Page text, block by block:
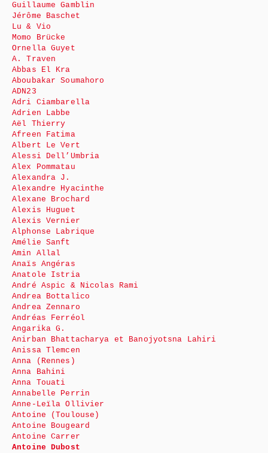
Guillaume Gamblin
Jérôme Baschet
Lu & Vio
Momo Brücke
Ornella Guyet
A. Traven
Abbas El Kra
Aboubakar Soumahoro
ADN23
Adri Ciambarella
Adrien Labbe
Aël Thierry
Afreen Fatima
Albert Le Vert
Alessi Dell’Umbria
Alex Pommatau
Alexandra J.
Alexandre Hyacinthe
Alexane Brochard
Alexis Huguet
Alexis Vernier
Alphonse Labrique
Amélie Sanft
Amin Allal
Anaïs Angéras
Anatole Istria
André Aspic & Nicolas Rami
Andrea Bottalico
Andrea Zennaro
Andréas Ferréol
Angarika G.
Anirban Bhattacharya et Banojyotsna Lahiri
Anissa Tlemcen
Anna (Rennes)
Anna Bahini
Anna Touati
Annabelle Perrin
Anne-Leïla Ollivier
Antoine (Toulouse)
Antoine Bougeard
Antoine Carrer
Antoine Dubost